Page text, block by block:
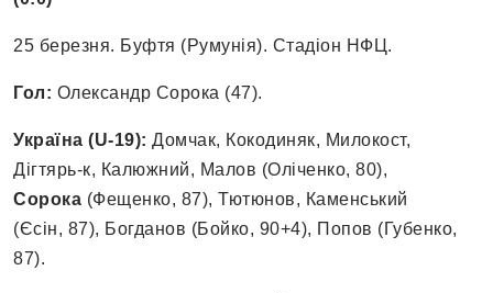
25 березня. Буфтя (Румунія). Стадіон НФЦ.
Гол: Олександр Сорока (47).
Україна (U-19): Домчак, Кокодиняк, Милокост,
Дігтярь-к, Калюжний, Малов (Оліченко, 80),
Сорока (Фещенко, 87), Тютюнов, Каменський
(Єсін, 87), Богданов (Бойко, 90+4), Попов (Губенко,
87).